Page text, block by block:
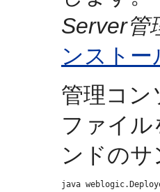
Server管
ンストー
管理コン
ファイ
ンドのサ
java